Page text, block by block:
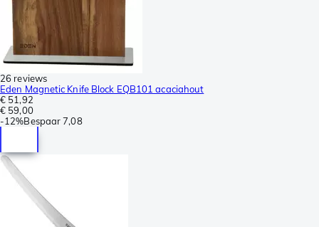
26 reviews
Eden Magnetic Knife Block EQB101 acaciahout
€ 51,92
€ 59,00
-12%Bespaar 7,08